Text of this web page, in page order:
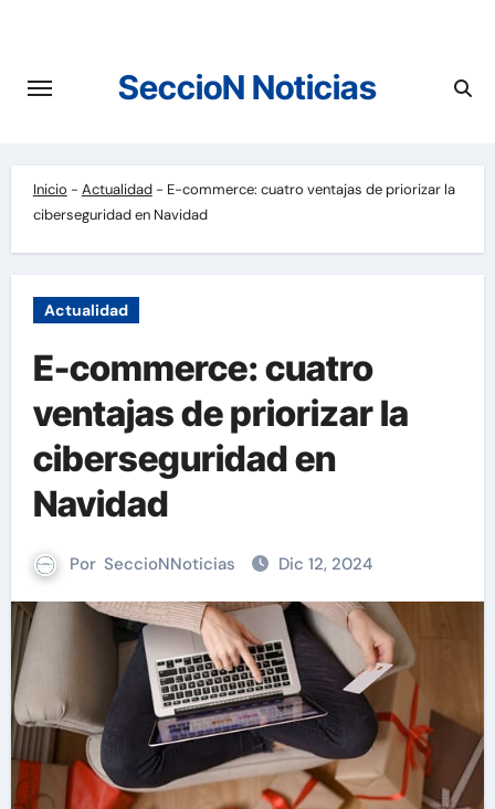
contenido
SeccioN Noticias
Inicio - Actualidad- E-commerce: cuatro ventajas de priorizar la
ciberseguridad en Navidad
Actualidad
E-commerce: cuatro
ventajas de priorizar la
ciberseguridad en
Navidad
Por SeccioNNoticias Dic 12, 2024